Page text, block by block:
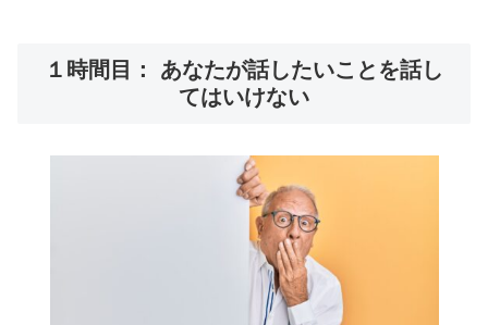
１時間目： あなたが話したいことを話し
てはいけない